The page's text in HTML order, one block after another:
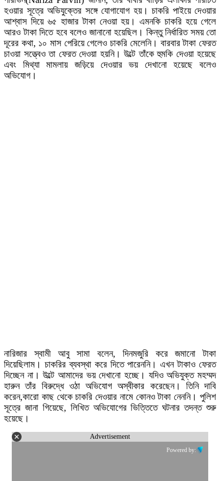
হওয়ার সূত্রে অভিযুক্তের সঙ্গে যোগাযোগ হয়। চাকরি পাইয়ে দেওয়ার
আশ্বাস দিয়ে ৬৫ হাজার টাকা নেওয়া হয়। এমনকি চাকরি হয়ে গেলে
আরও টাকা দিতে হবে বলেও জানানো হয়েছিল। কিন্তু নির্ধারিত সময় তো
দূরের কথা, ১০ মাস পেরিয়ে গেলেও চাকরি মেলেনি। বারবার টাকা ফেরত
চাওয়া সত্ত্বেও তা ফেরত দেওয়া হয়নি। উল্টে তাঁকে হুমকি দেওয়া হয়েছে
এবং মিথ্যা মামলায় জড়িয়ে দেওয়ার ভয় দেখানো হয়েছে বলেও
অভিযোগ।
নারিজার স্বামী আবু সামা বলেন, দিনমজুরি করে জমানো টাকা
দিয়েছিলাম। চাকরির ব্যবস্থা করে দিতে পারেননি। এখন টাকাও ফেরত
দিচ্ছেন না। উল্টে আমাদের ভয় দেখানো হচ্ছে। যদিও অভিযুক্ত মহম্মদ
হারুন তাঁর বিরুদ্ধে ওঠা অভিযোগ অস্বীকার করেছেন। তিনি দাবি
করেন,কারো কাছ থেকে চাকরি দেওয়ার নামে কোনও টাকা নেননি। পুলিশ
সূত্রে জানা গিয়েছে, লিখিত অভিযোগের ভিত্তিতে ঘটনার তদন্ত শুরু
হয়েছে।
Advertisement
Powered by: